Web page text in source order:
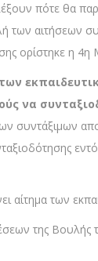
πότε θα
των αιτήσεων
ορίστηκε η
να
συντάξιμων
αίτημα των
της Βουλής